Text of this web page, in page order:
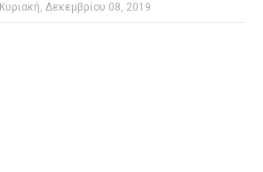
Κυριακή, Δεκεμβρίου 08, 2019